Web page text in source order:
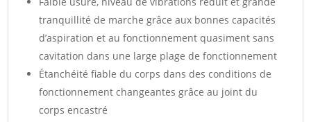
tranquillité de marche grâce aux bonnes capacités
d’aspiration et au fonctionnement quasiment sans
cavitation dans une large plage de fonctionnement
Étanchéité fiable du corps dans des conditions de
fonctionnement changeantes grâce au joint du
corps encastré